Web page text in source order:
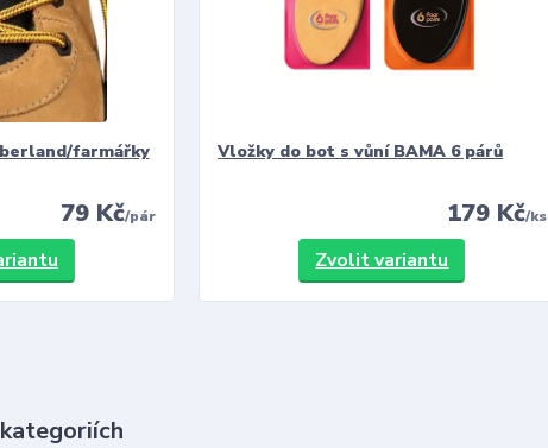
farmářky
79 Kč/pár
Vložky do bot s vůní BAMA 6 párů
179 Kč/ks
Zvolit variantu